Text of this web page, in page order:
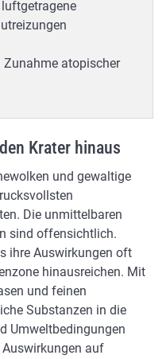
Zunahme atopischer
Krater hinaus
und gewaltige
Die unmittelbaren
sind offensichtlich.
ihre Auswirkungen oft
hinausreichen. Mit
und feinen
Substanzen in die
Umweltbedingungen
Auswirkungen auf